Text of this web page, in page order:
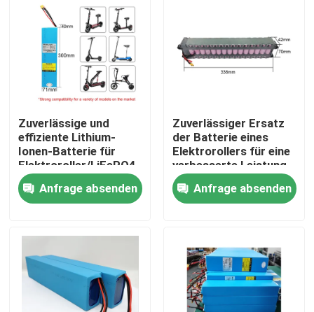
Haus
Produkte
Zuverlässige und
effiziente Lithium-
Ionen-Batterie für
Elektroroller/LiFePO4
Anfrage absenden
Zuverlässiger Ersatz
der Batterie eines
Elektrorollers für eine
verbesserte Leistung
Anfrage absenden